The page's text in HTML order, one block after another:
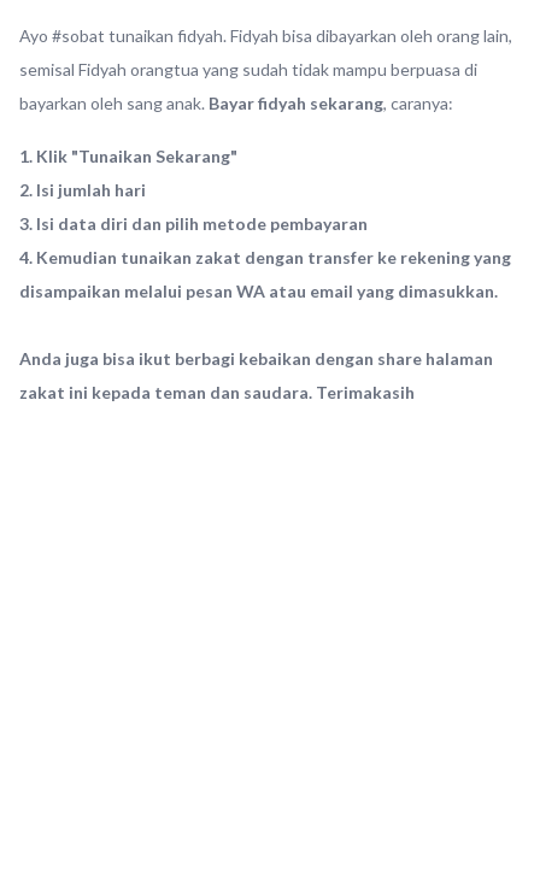
Ayo #sobat tunaikan fidyah. Fidyah bisa dibayarkan oleh orang lain,
semisal Fidyah orangtua yang sudah tidak mampu berpuasa di
bayarkan oleh sang anak. Bayar fidyah sekarang, caranya:
1. Klik "Tunaikan Sekarang"
2. Isi jumlah hari
3. Isi data diri dan pilih metode pembayaran
4. Kemudian tunaikan zakat dengan transfer ke rekening yang
disampaikan melalui pesan WA atau email yang dimasukkan.
Anda juga bisa ikut berbagi kebaikan dengan share halaman
zakat ini kepada teman dan saudara. Terimakasih